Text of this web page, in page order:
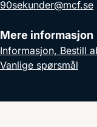
90sekunder@mcf.se
Mere informasjon
Informasjon, Bestill
Vanlige spørsmål